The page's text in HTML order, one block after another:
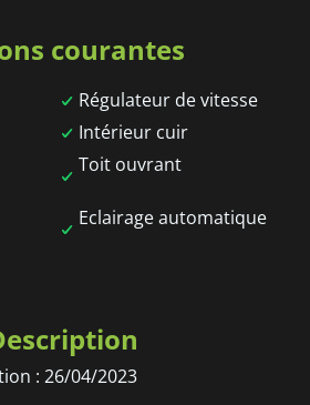
courantes
Régulateur de vitesse
Intérieur cuir
Toit ouvrant
Eclairage automatique
: 26/04/2023